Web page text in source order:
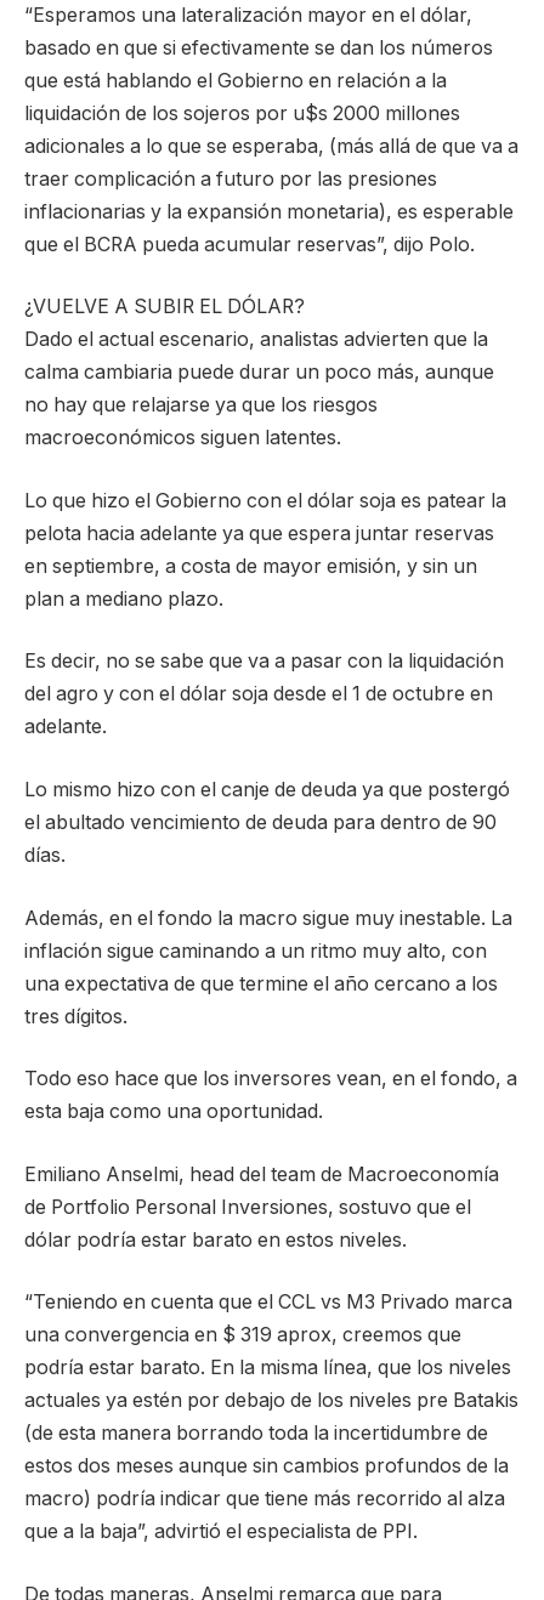
“Esperamos una lateralización mayor en el dólar,
basado en que si efectivamente se dan los números
que está hablando el Gobierno en relación a la
liquidación de los sojeros por u$s 2000 millones
adicionales a lo que se esperaba, (más allá de que va a
traer complicación a futuro por las presiones
inflacionarias y la expansión monetaria), es esperable
que el BCRA pueda acumular reservas”, dijo Polo.
¿VUELVE A SUBIR EL DÓLAR?
Dado el actual escenario, analistas advierten que la
calma cambiaria puede durar un poco más, aunque
no hay que relajarse ya que los riesgos
macroeconómicos siguen latentes.
Lo que hizo el Gobierno con el dólar soja es patear la
pelota hacia adelante ya que espera juntar reservas
en septiembre, a costa de mayor emisión, y sin un
plan a mediano plazo.
Es decir, no se sabe que va a pasar con la liquidación
del agro y con el dólar soja desde el 1 de octubre en
adelante.
Lo mismo hizo con el canje de deuda ya que postergó
el abultado vencimiento de deuda para dentro de 90
días.
Además, en el fondo la macro sigue muy inestable. La
inflación sigue caminando a un ritmo muy alto, con
una expectativa de que termine el año cercano a los
tres dígitos.
Todo eso hace que los inversores vean, en el fondo, a
esta baja como una oportunidad.
Emiliano Anselmi, head del team de Macroeconomía
de Portfolio Personal Inversiones, sostuvo que el
dólar podría estar barato en estos niveles.
“Teniendo en cuenta que el CCL vs M3 Privado marca
una convergencia en $ 319 aprox, creemos que
podría estar barato. En la misma línea, que los niveles
actuales ya estén por debajo de los niveles pre Batakis
(de esta manera borrando toda la incertidumbre de
estos dos meses aunque sin cambios profundos de la
macro) podría indicar que tiene más recorrido al alza
que a la baja”, advirtió el especialista de PPI.
De todas maneras, Anselmi remarca que para